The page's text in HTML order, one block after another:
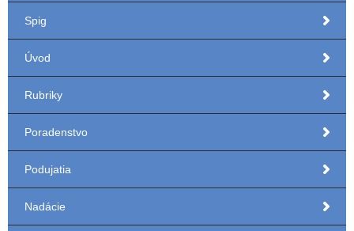
Spig
Úvod
Rubriky
Poradenstvo
Podujatia
Nadácie